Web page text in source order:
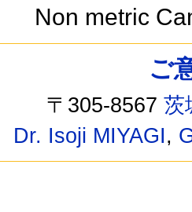
Non metric
ご
〒305-8567茨
Dr. Isoji MIYAGI,